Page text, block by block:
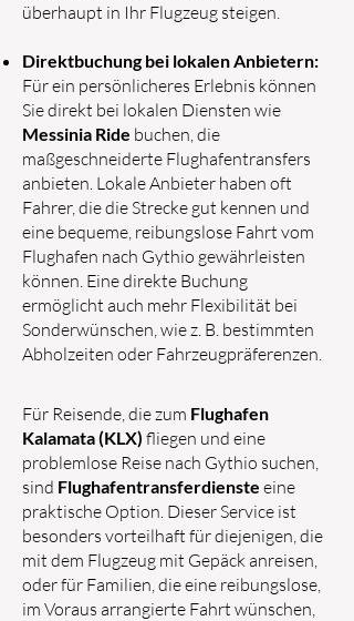
überhaupt in Ihr Flugzeug steigen.
Direktbuchung bei lokalen Anbietern:
Für ein persönlicheres Erlebnis können
Sie direkt bei lokalen Diensten wie
Messinia Ride buchen, die
maßgeschneiderte Flughafentransfers
anbieten. Lokale Anbieter haben oft
Fahrer, die die Strecke gut kennen und
eine bequeme, reibungslose Fahrt vom
Flughafen nach Gythio gewährleisten
können. Eine direkte Buchung
ermöglicht auch mehr Flexibilität bei
Sonderwünschen, wie z. B. bestimmten
Abholzeiten oder Fahrzeugpräferenzen.
Für Reisende, die zum Flughafen
Kalamata (KLX) fliegen und eine
problemlose Reise nach Gythio suchen,
sind Flughafentransferdienste eine
praktische Option. Dieser Service ist
besonders vorteilhaft für diejenigen, die
mit dem Flugzeug mit Gepäck anreisen,
oder für Familien, die eine reibungslose,
im Voraus arrangierte Fahrt wünschen,